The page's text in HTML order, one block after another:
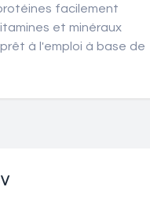
facilement
et minéraux
à l'emploi à base de